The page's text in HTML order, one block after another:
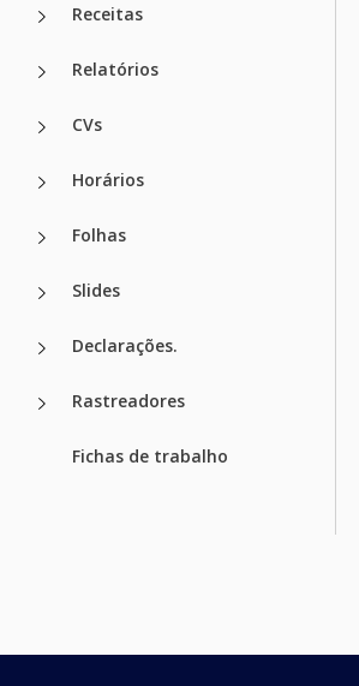
Receitas
Relatórios
CVs
Horários
Folhas
Slides
Declarações.
Rastreadores
Fichas de trabalho